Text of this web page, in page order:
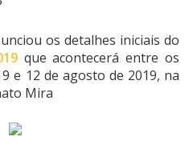
os detalhes iniciais do
que acontecerá entre os
e 12 de agosto de 2019, na
Mira